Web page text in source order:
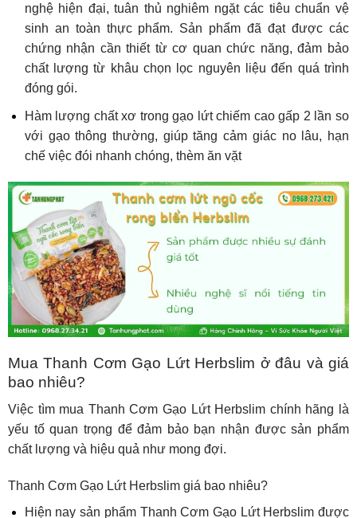
nghệ hiện đại, tuân thủ nghiêm ngặt các tiêu chuẩn vệ
sinh an toàn thực phẩm. Sản phẩm đã đạt được các
chứng nhận cần thiết từ cơ quan chức năng, đảm bảo
chất lượng từ khâu chọn lọc nguyên liệu đến quá trình
đóng gói.
Hàm lượng chất xơ trong gạo lứt chiếm cao gấp 2 lần so
với gạo thông thường, giúp tăng cảm giác no lâu, hạn
chế việc đói nhanh chóng, thèm ăn vặt
Mua Thanh Cơm Gạo Lứt Herbslim ở đâu và giá
bao nhiêu?
Việc tìm mua Thanh Cơm Gạo Lứt Herbslim chính hãng là
yếu tố quan trọng để đảm bảo bạn nhận được sản phẩm
chất lượng và hiệu quả như mong đợi.
Thanh Cơm Gạo Lứt Herbslim giá bao nhiêu?
Hiện nay sản phẩm Thanh Cơm Gạo Lứt Herbslim được